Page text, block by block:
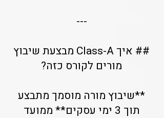
---
## איך Class-A מבצעת שיבוץ
מורים לקורס כזה?
**שיבוץ מורה מוסמך מתבצע
תוך 3 ימי עסקים** ממועד